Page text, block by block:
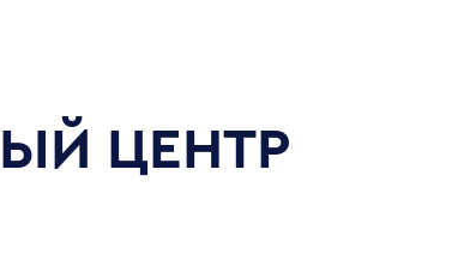
ЦЕНТР